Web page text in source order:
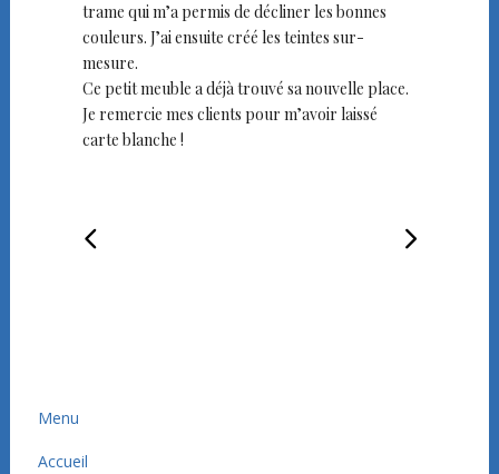
trame qui m’a permis de décliner les bonnes
couleurs. J’ai ensuite créé les teintes sur-
mesure.
Ce petit meuble a déjà trouvé sa nouvelle place.
Je remercie mes clients pour m’avoir laissé
carte blanche !
Menu
Accueil